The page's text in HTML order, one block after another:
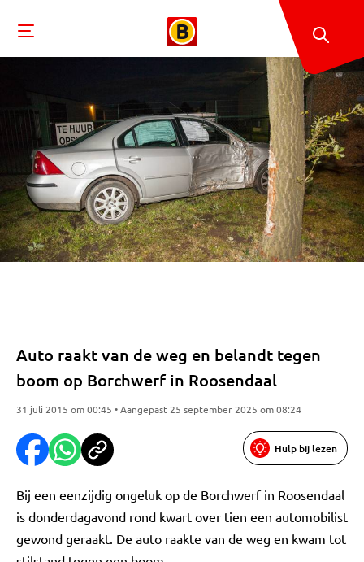
Auto raakt van de weg en belandt tegen
boom op Borchwerf in Roosendaal
31 juli 2015 om 00:45 • Aangepast 25 september 2025 om 08:24
Hulp bij lezen
Bij een eenzijdig ongeluk op de Borchwerf in Roosendaal
is donderdagavond rond kwart over tien een automobilist
gewond geraakt. De auto raakte van de weg en kwam tot